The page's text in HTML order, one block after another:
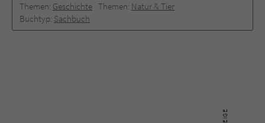
Themen: Geschichte Themen: Natur & Tier
Buchtyp: Sachbuch